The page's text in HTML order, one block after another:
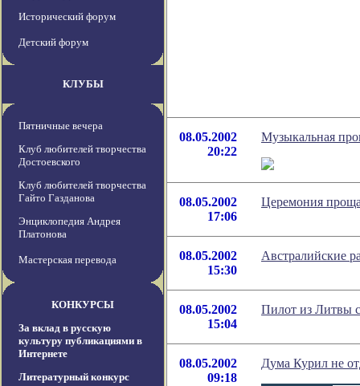
Исторический форум
Детский форум
КЛУБЫ
Пятничные вечера
Клуб любителей творчества
Достоевского
Клуб любителей творчества
Гайто Газданова
Энциклопедия Андрея
Платонова
Мастерская перевода
КОНКУРСЫ
За вклад в русскую
культуру публикациями в
Интернете
Литературный конкурс
08.05.2002
20:22
Музыкальная
08.05.2002
17:06
Церемония
08.05.2002
15:30
Австралийские
08.05.2002
15:04
Пилот из Литвы
08.05.2002
09:18
Дума Курил не